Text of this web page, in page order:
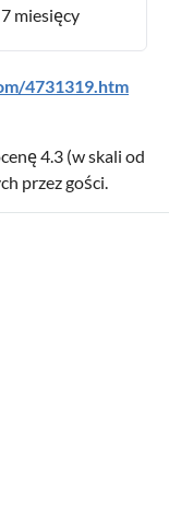
miesięcy
4731319.htm
4.3 (w skali od
przez gości.